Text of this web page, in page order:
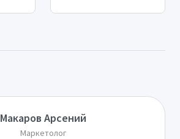
Макаров Арсений
Маркетолог